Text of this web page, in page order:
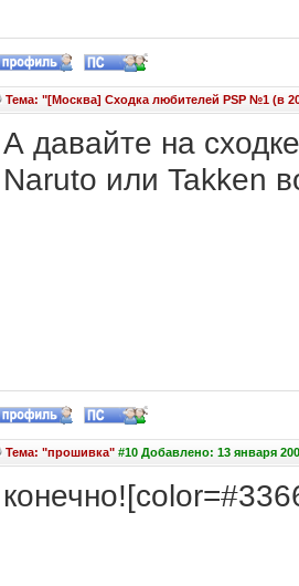
Тема: "[Москва] Сходка любителей PSP №1 (в
А давайте на
Naruto или Takken
Тема: "прошивка"#10 Добавлено: 13 января